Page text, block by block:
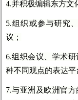
4.并积极编辑东方文
5.组织或参与研究
议；
6.组织会议、学术
种不同观点的表达平
7.与亚洲及欧洲官